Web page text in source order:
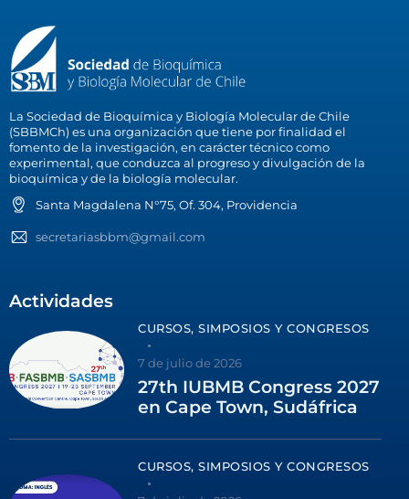
La Sociedad de Bioquímica y Biología Molecular de Chile
(SBBMCh) es una organización que tiene por finalidad el
fomento de la investigación, en carácter técnico como
experimental, que conduzca al progreso y divulgación de la
bioquímica y de la biología molecular.
Santa Magdalena N°75, Of. 304, Providencia
secretariasbbm@gmail.com
Actividades
CURSOS, SIMPOSIOS Y CONGRESOS
7 de julio de 2026
27th IUBMB Congress 2027
en Cape Town, Sudáfrica
CURSOS, SIMPOSIOS Y CONGRESOS